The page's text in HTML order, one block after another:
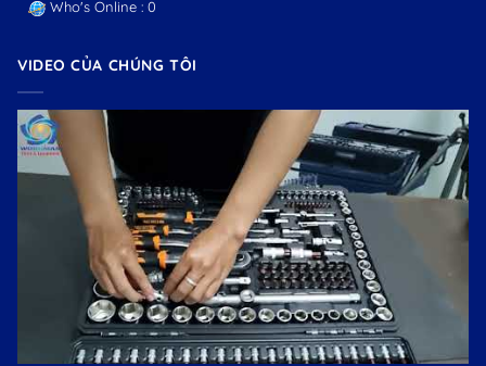
Who's Online : 0
VIDEO CỦA CHÚNG TÔI